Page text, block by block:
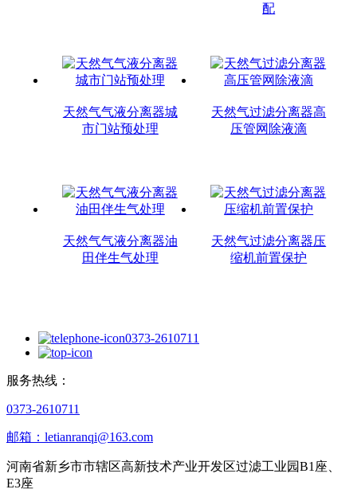
配
天然气气液分离器城
市门站预处理
天然气过滤分离器高
压管网除液滴
天然气气液分离器油
田伴生气处理
天然气过滤分离器压
缩机前置保护
0373-2610711
服务热线：
0373-2610711
邮箱：letianranqi@163.com
河南省新乡市市辖区高新技术产业开发区过滤工业园B1座、
E3座